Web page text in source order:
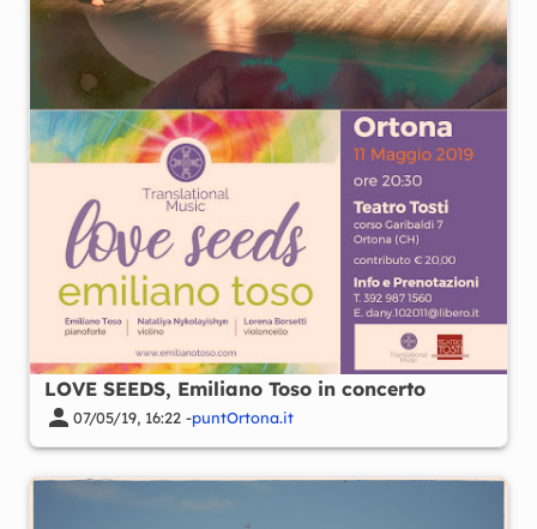
LOVE SEEDS, Emiliano Toso in concerto
07/05/19, 16:22 -puntOrtona.it